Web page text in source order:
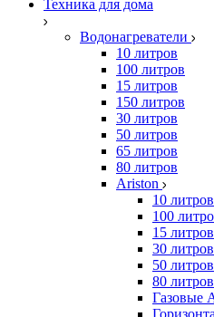
Техника для дома
Водонагреватели
10 литров
100 литров
15 литров
150 литров
30 литров
50 литров
65 литров
80 литров
Ariston
10 литров
100
15 литров
30 литров
50 литров
80 литров
Газовые